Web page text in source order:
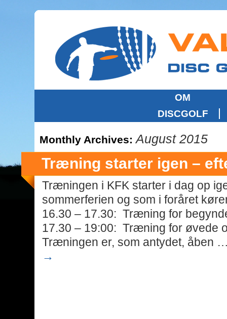
OM
DISCGOLF
Monthly Archives:August 2015
Træning starter igen –
Træningen i KFK starter i dag op
sommerferien og som i foråret
16.30 – 17.30: Træning for
17.30 – 19:00: Træning for øvede
Træningen er, som antydet, åben
→